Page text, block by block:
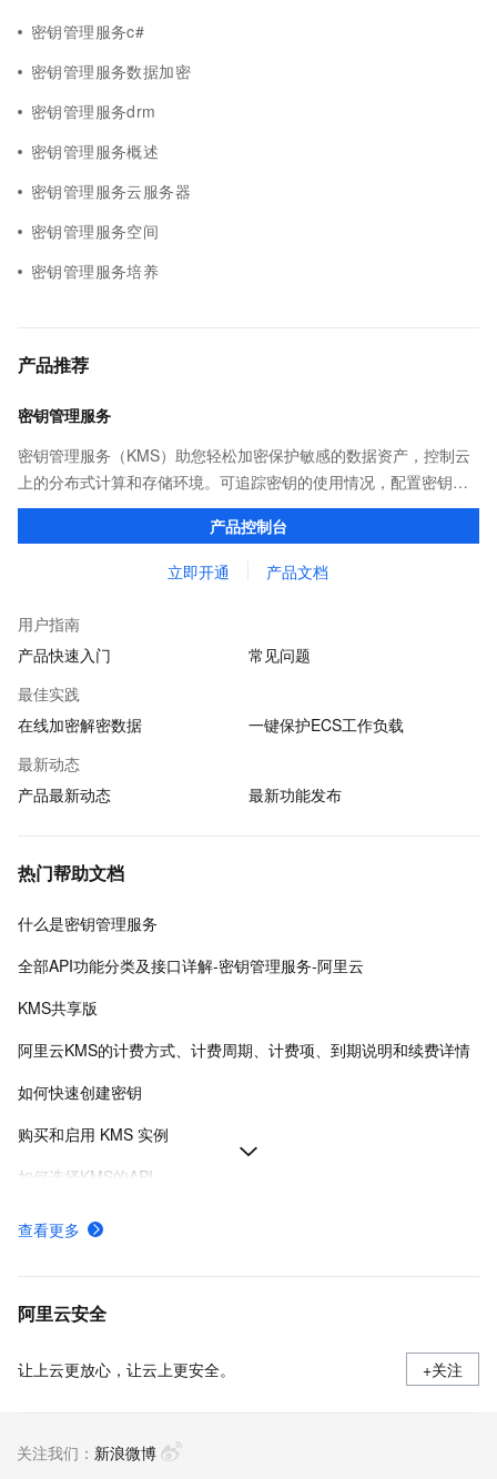
密钥管理服务c#
密钥管理服务数据加密
密钥管理服务drm
密钥管理服务概述
密钥管理服务云服务器
密钥管理服务空间
密钥管理服务培养
产品推荐
密钥管理服务
密钥管理服务（KMS）助您轻松加密保护敏感的数据资产，控制云
上的分布式计算和存储环境。可追踪密钥的使用情况，配置密钥自
动轮转策略，以及利用托管密码机所具备的中国国家密码管理局或
者FIPS认证资质，满足您的监管合规需求。
产品控制台
立即开通 产品文档
用户指南
产品快速入门
常见问题
最佳实践
在线加密解密数据
一键保护ECS工作负载
最新动态
产品最新动态
最新功能发布
热门帮助文档
什么是密钥管理服务
全部API功能分类及接口详解-密钥管理服务-阿里云
KMS共享版
阿里云KMS的计费方式、计费周期、计费项、到期说明和续费详情
如何快速创建密钥
购买和启用 KMS 实例
如何选择KMS的API
非中国内地密码机证书过期
KMS提供的密钥管理类型及密码运算API
查看更多
阿里云安全
让上云更放心，让云上更安全。 +关注
关注我们： 新浪微博